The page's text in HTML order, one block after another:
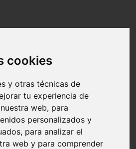
cookies
y otras técnicas de
tu experiencia de
web, para
personalizados y
para analizar el
web y para comprender